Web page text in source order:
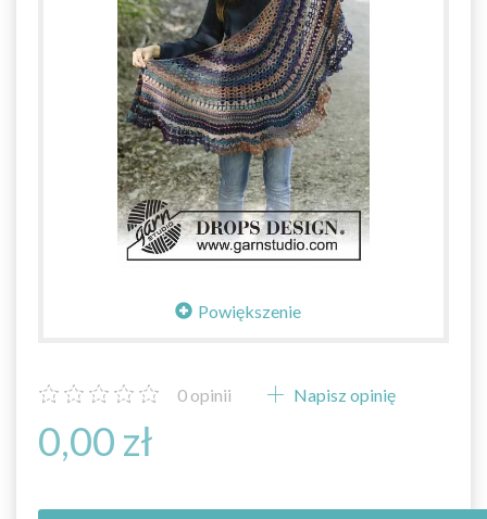
Powiększenie
0 opinii Napisz opinię
0,00 zł